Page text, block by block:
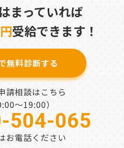
まっていれば
受給できます！
無料診断する
請相談はこちら
～19:00）
504-065
お電話ください